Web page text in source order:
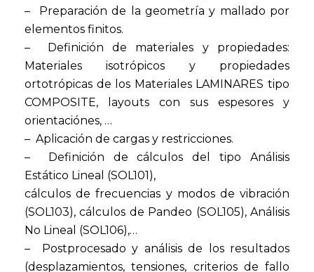
– Preparación de la geometría y mallado por
elementos finitos.
– Definición de materiales y propiedades:
Materiales isotrópicos y propiedades
ortotrópicas de los Materiales LAMINARES tipo
COMPOSITE, layouts con sus espesores y
orientaciónes, …
– Aplicación de cargas y restricciones.
– Definición de cálculos del tipo Análisis
Estático Lineal (SOL101),
cálculos de frecuencias y modos de vibración
(SOL103), cálculos de Pandeo (SOL105), Análisis
No Lineal (SOL106),…
– Postprocesado y análisis de los resultados
(desplazamientos, tensiones, criterios de fallo